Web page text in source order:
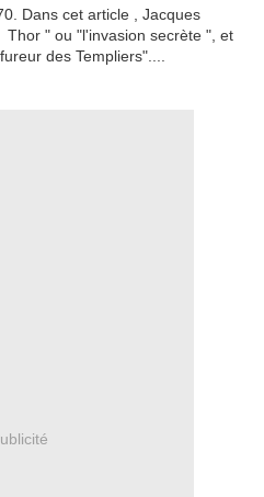
Dans cet article , Jacques
" ou "l'invasion secrète ", et
des Templiers"....